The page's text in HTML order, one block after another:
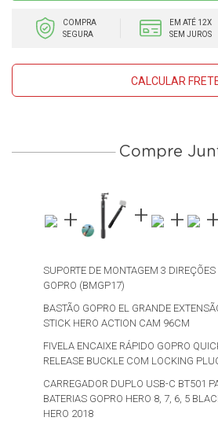
COMPRA
SEGURA
EM ATÉ 12X
SEM JUROS
CALCULAR
Compre
SUPORTE DE MONTAGEM 3 DIREÇÕES
GOPRO (BMGP17)
BASTÃO GOPRO EL GRANDE
STICK HERO ACTION CAM 96CM
FIVELA ENCAIXE RÁPIDO GOPRO
RELEASE BUCKLE COM LOCKING
CARREGADOR DUPLO USB-C BT501
BATERIAS GOPRO HERO 8, 7, 6, 5
HERO 2018